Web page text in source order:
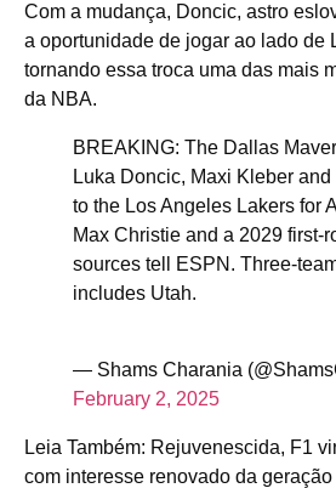
Com a mudança, Doncic, astro
a oportunidade de jogar ao lado de
tornando essa troca uma das mais
da NBA.
BREAKING: The Dallas
Luka Doncic, Maxi Kleber
to the Los Angeles Lakers for
Max Christie and a 2029 first-
sources tell ESPN. Three-
includes Utah.
— Shams Charania
February 2, 2025
Leia Também: Rejuvenescida, F1
com interesse renovado da geração